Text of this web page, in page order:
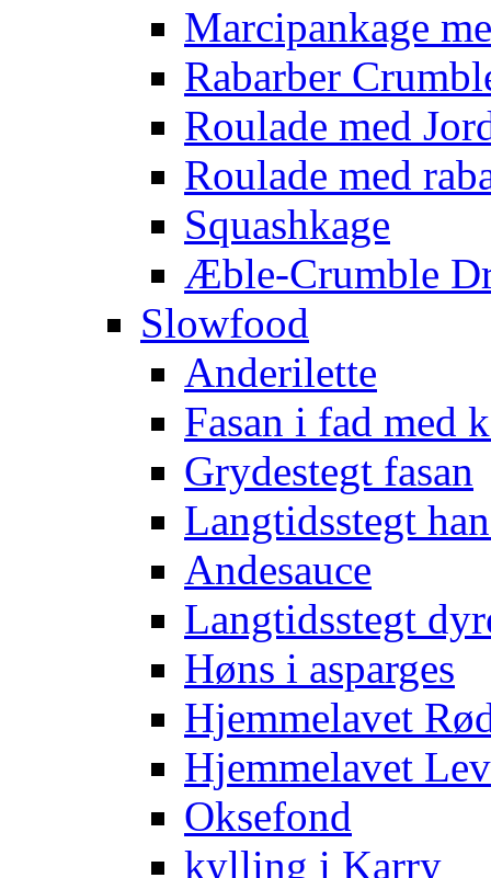
Marcipankage
Rabarber
Roulade med
Roulade med
Squashkage
Æble-Crumble
Slowfood
Anderilette
Fasan i fad med
Grydestegt fasan
Langtidsstegt
Andesauce
Langtidsstegt
Høns i asparges
Hjemmelavet
Hjemmelavet
Oksefond
kylling i Karry